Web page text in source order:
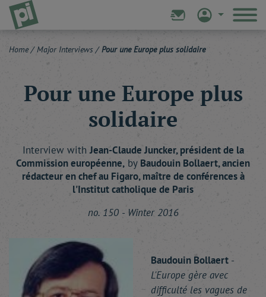
Home / Major Interviews / Pour une Europe plus solidaire
Pour une Europe plus
solidaire
Interview withJean-Claude Juncker, président de la
Commission européenne, by Baudouin Bollaert, ancien
rédacteur en chef au Figaro, maître de conférences à
l'Institut catholique de Paris
no. 150 - Winter 2016
Baudouin Bollaert -
L'Europe gère avec
difficulté les vagues de